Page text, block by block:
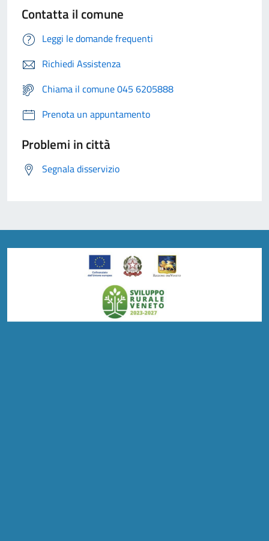
Contatta il comune
Leggi le domande frequenti
Richiedi Assistenza
Chiama il comune 045 6205888
Prenota un appuntamento
Problemi in città
Segnala disservizio